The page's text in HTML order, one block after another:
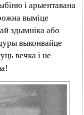
і арыентавана
выміце
здымніка або
выконвайце
вечка і не